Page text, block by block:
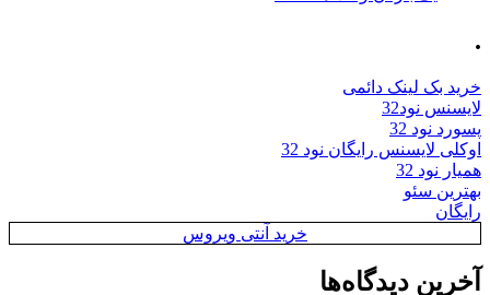
.
خرید بک لینک دائمی
لایسنس نود32
پسورد نود 32
اوکلی لایسنس رایگان نود 32
همیار نود 32
بهترین سئو
رایگان
خرید آنتی ویروس
آخرین دیدگاه‌ها